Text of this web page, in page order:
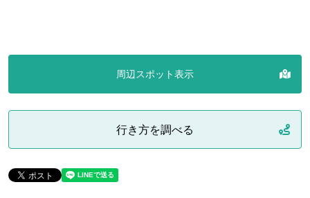
周辺スポット表示
行き方を調べる